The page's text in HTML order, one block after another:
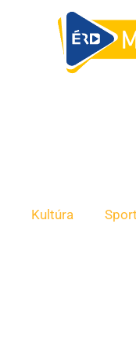
Kultúra Sport